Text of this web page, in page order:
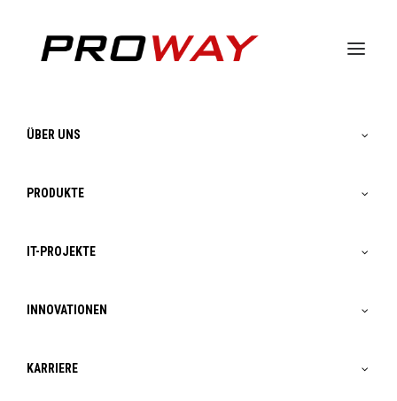
ÜBER UNS
PRODUKTE
IT-PROJEKTE
INNOVATIONEN
KARRIERE
Über Proway